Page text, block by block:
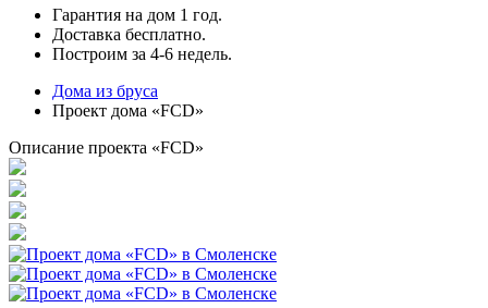
Гарантия на дом 1 год.
Доставка бесплатно.
Построим за 4-6 недель.
Дома из бруса
Проект дома «FCD»
Описание проекта «FCD»